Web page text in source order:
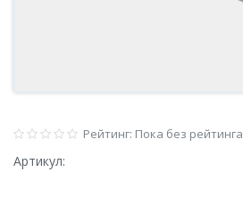
Рейтинг: Пока без рейтинга
Артикул: